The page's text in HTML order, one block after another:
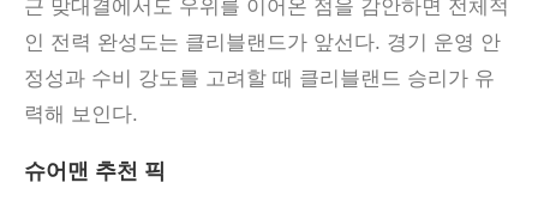
근 맞대결에서도 우위를 이어온 점을 감안하면 전체적
인 전력 완성도는 클리블랜드가 앞선다. 경기 운영 안
정성과 수비 강도를 고려할 때 클리블랜드 승리가 유
력해 보인다.
슈어맨 추천 픽